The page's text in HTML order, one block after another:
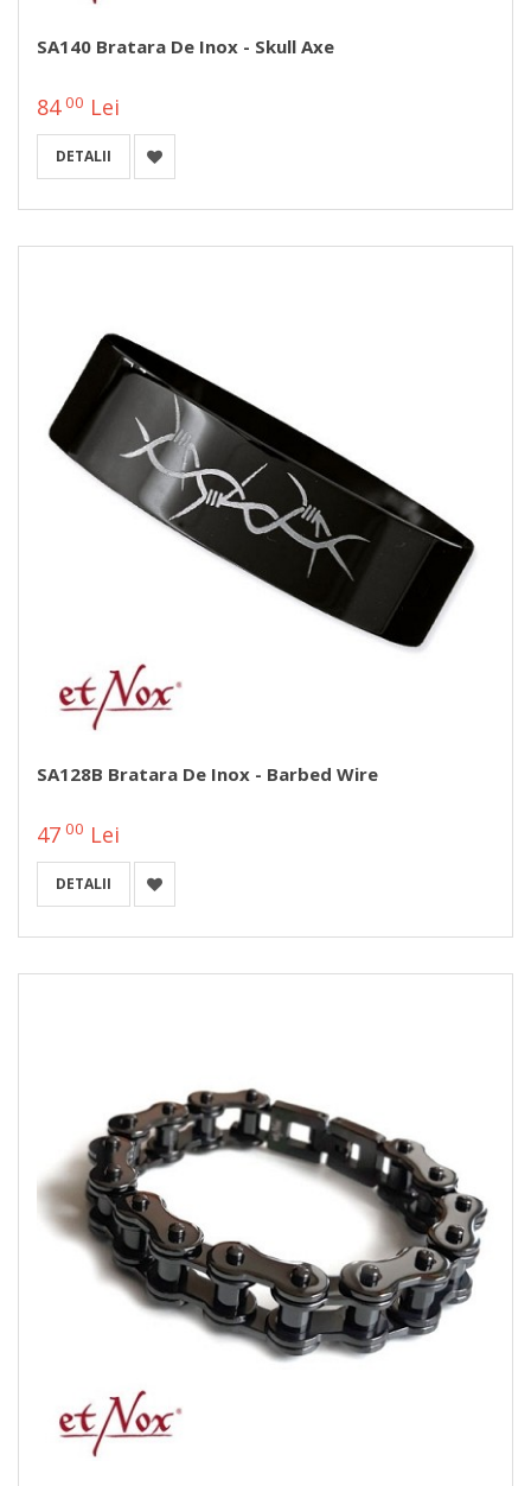
SA140 Bratara De Inox - Skull Axe
84 00 Lei
DETALII
SA128B Bratara De Inox - Barbed Wire
47 00 Lei
DETALII